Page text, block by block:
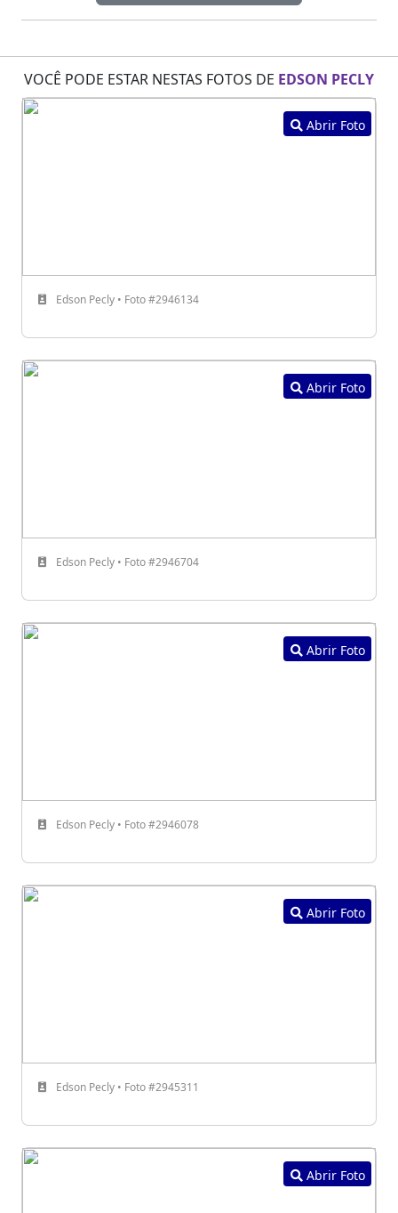
VOCÊ PODE ESTAR NESTAS FOTOS DE EDSON PECLY
Abrir Foto
Edson Pecly • Foto #2946134
Abrir Foto
Edson Pecly • Foto #2946704
Abrir Foto
Edson Pecly • Foto #2946078
Abrir Foto
Edson Pecly • Foto #2945311
Abrir Foto